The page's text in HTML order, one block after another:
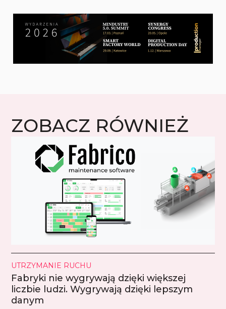
ZOBACZ RÓWNIEŻ
UTRZYMANIE RUCHU
Fabryki nie wygrywają dzięki większej
liczbie ludzi. Wygrywają dzięki lepszym
danym